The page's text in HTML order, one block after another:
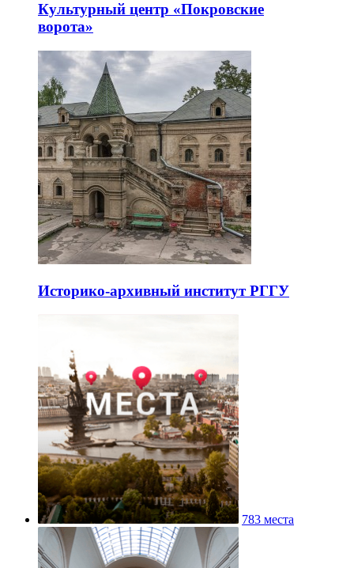
Культурный центр «Покровские
ворота»
Историко-архивный институт РГГУ
783 места